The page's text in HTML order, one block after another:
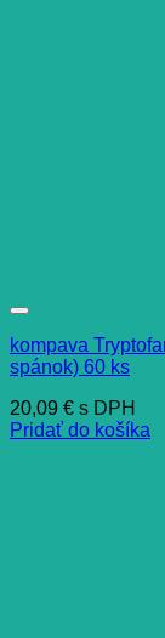
kompava
spánok) 60 ks
20,09 € s DPH
Pridať do košíka